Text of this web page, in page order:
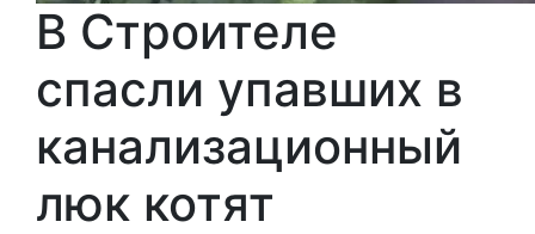
В Строителе
спасли упавших в
канализационный
люк котят